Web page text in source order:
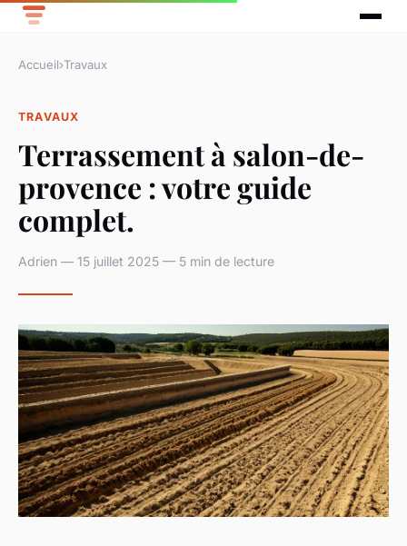
Accueil›Travaux
TRAVAUX
Terrassement à salon-de-
provence : votre guide
complet.
Adrien — 15 juillet 2025 — 5 min de lecture